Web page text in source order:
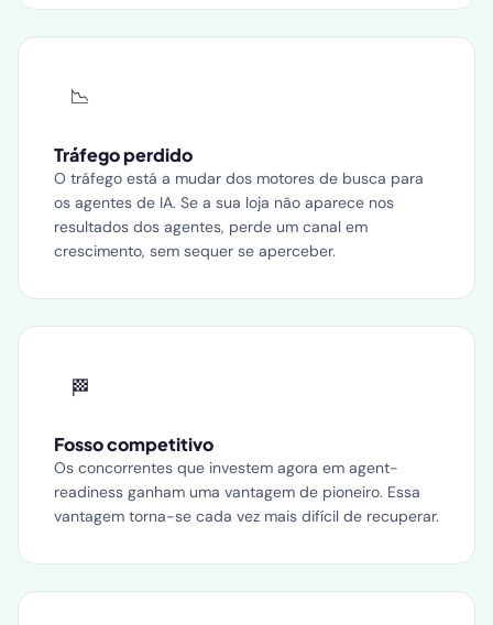
📉
Tráfego perdido
O tráfego está a mudar dos motores de busca para
os agentes de IA. Se a sua loja não aparece nos
resultados dos agentes, perde um canal em
crescimento, sem sequer se aperceber.
🏁
Fosso competitivo
Os concorrentes que investem agora em agent-
readiness ganham uma vantagem de pioneiro. Essa
vantagem torna-se cada vez mais difícil de recuperar.